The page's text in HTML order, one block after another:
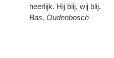
heerlijk. Hij blij, wij blij.
Bas, Oudenbosch